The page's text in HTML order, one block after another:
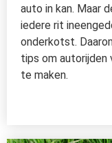
auto in kan. Maar
iedere rit
onderkotst.
tips om autorijden
te maken.